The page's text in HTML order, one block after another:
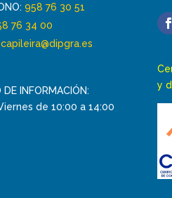
958 76 30 51
76 34 00
capileira@dipgra.es
DE INFORMACIÓN:
de 10:00 a 14:00
y